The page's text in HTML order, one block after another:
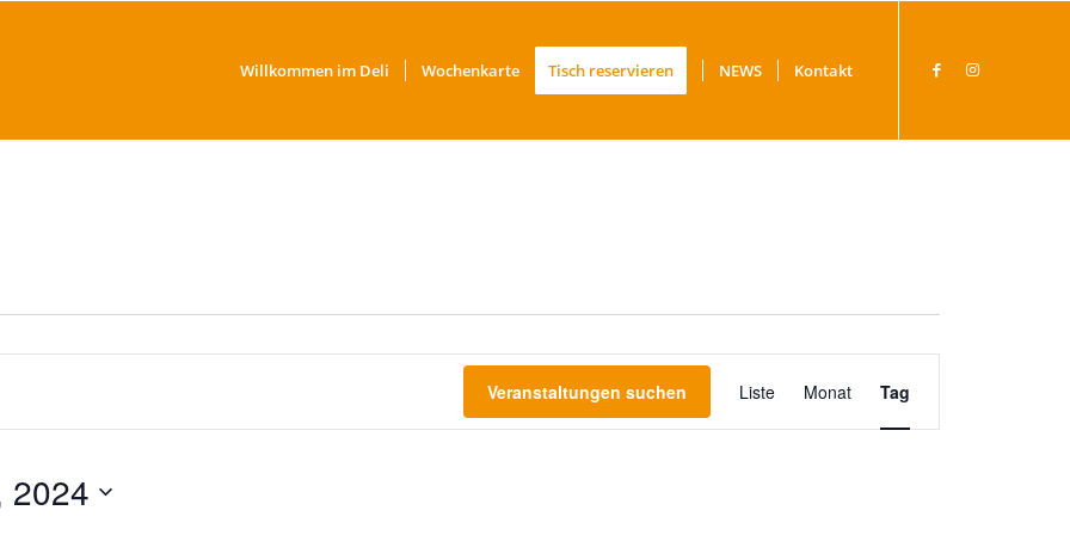
Willkommen im Deli Wochenkarte Tisch reservieren NEWS Kontakt
Veranstaltungen suchen
Ansichten-
Liste Monat Tag
2024